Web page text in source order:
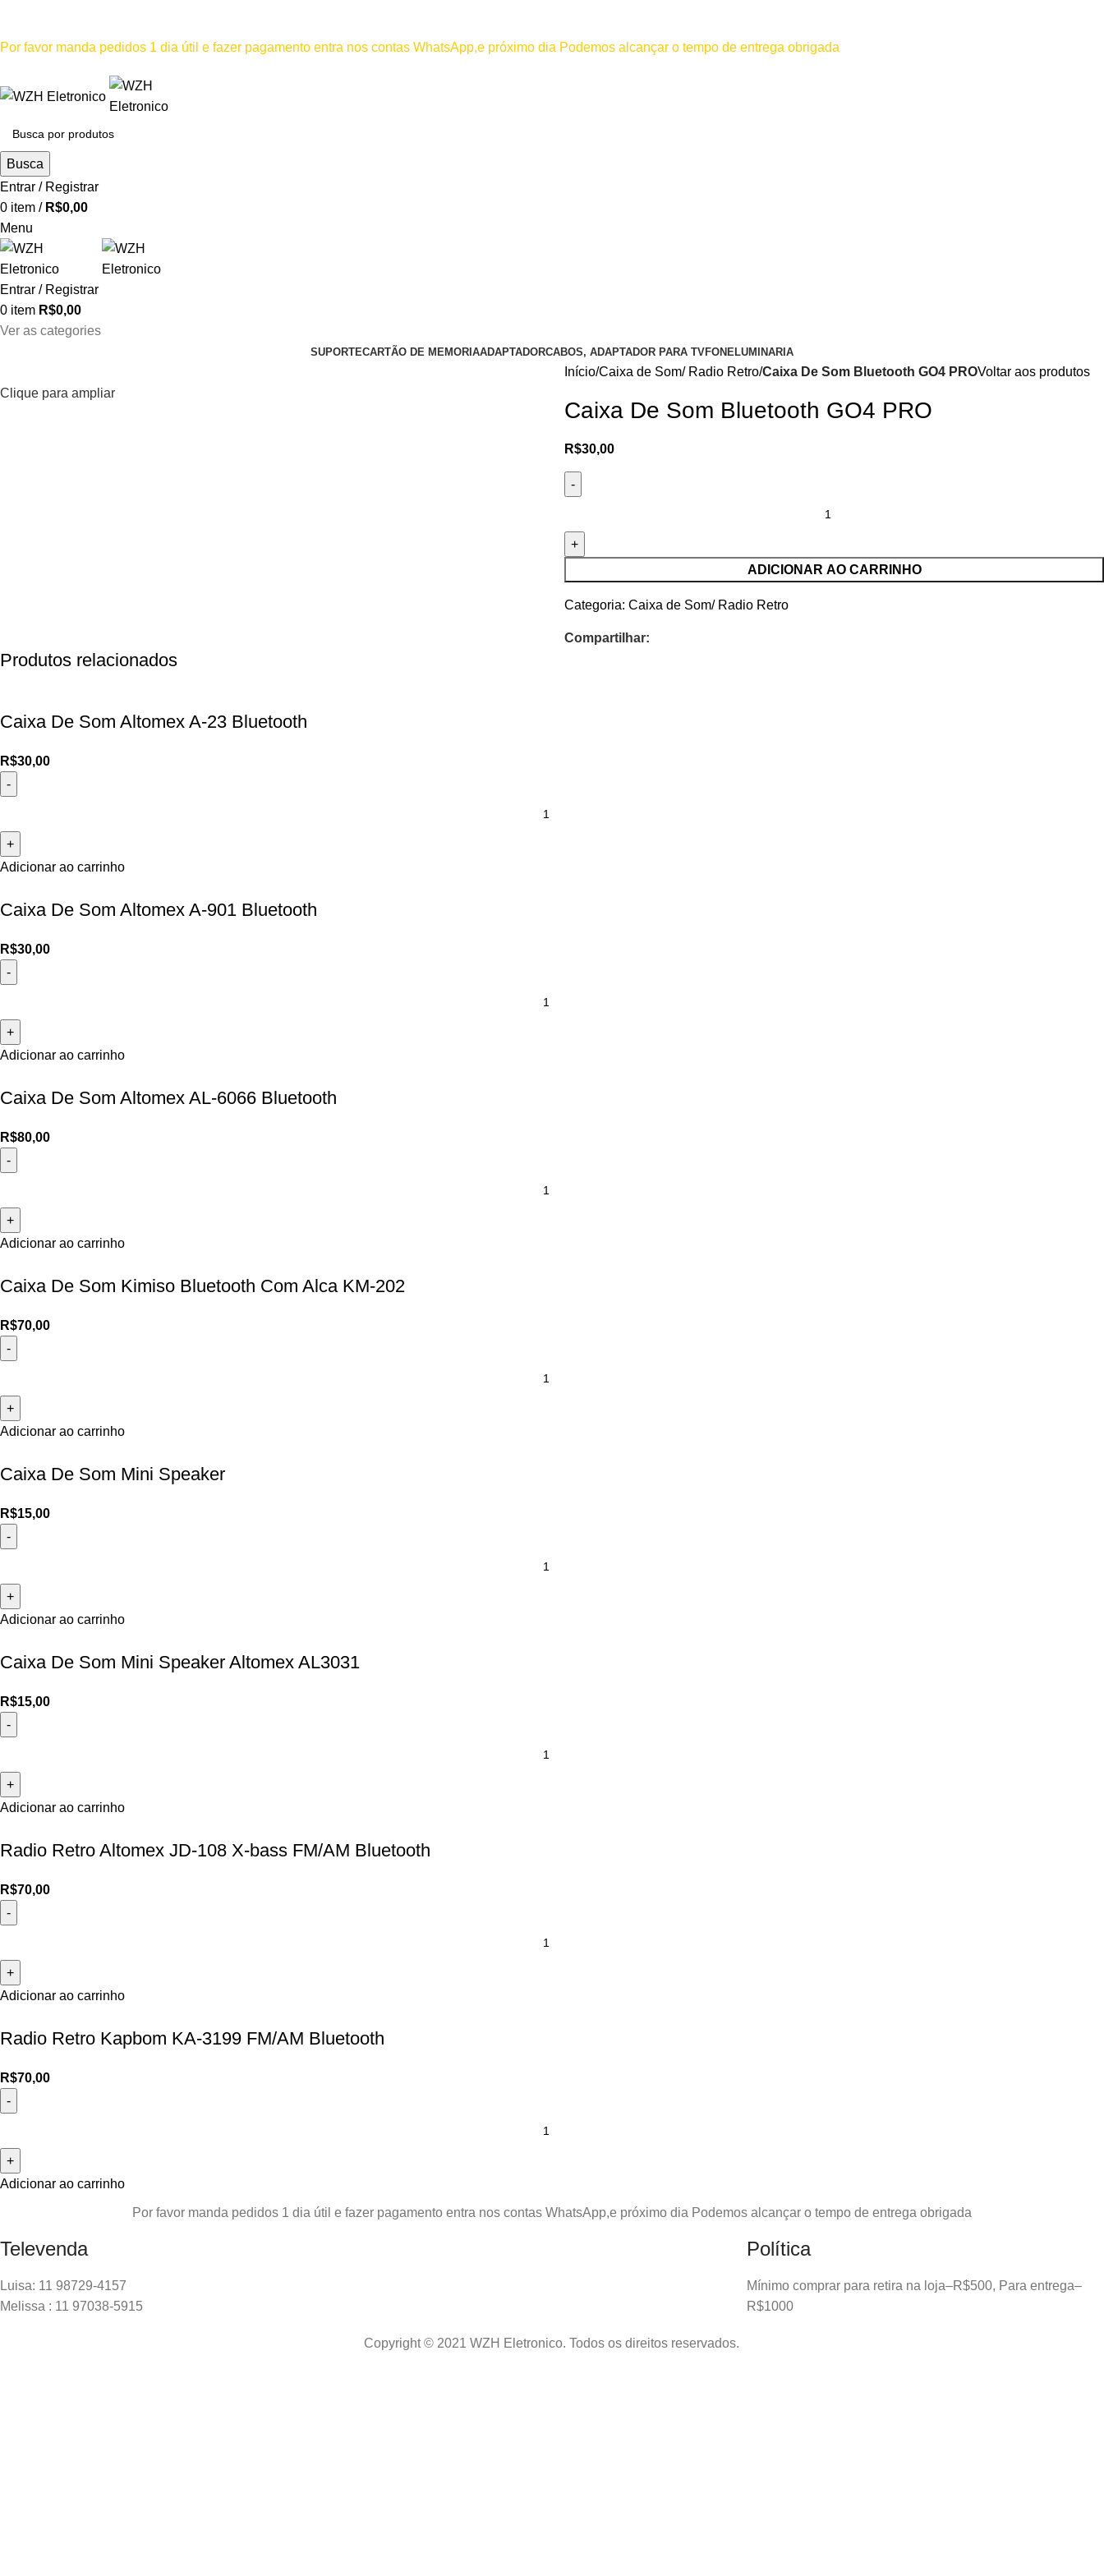
Por favor manda pedidos 1 dia útil e fazer pagamento entra nos contas WhatsApp,e próximo dia Podemos alcançar o tempo de entrega obrigada
Busca
Entrar / Registrar
0 item / R$0,00
Menu
Entrar / Registrar
0 item R$0,00
Ver as categories
SUPORTECARTÃO DE MEMORIAADAPTADORCABOS, ADAPTADOR PARA TVFONELUMINARIA
Clique para ampliar
Início Caixa de Som/ Radio Retro Caixa De Som Bluetooth GO4 PROVoltar aos produtos
Caixa De Som Bluetooth GO4 PRO
R$30,00
ADICIONAR AO CARRINHO
Categoria: Caixa de Som/ Radio Retro
Compartilhar:
Produtos relacionados
Caixa De Som Altomex A-23 Bluetooth
R$30,00
Adicionar ao carrinho
Caixa De Som Altomex A-901 Bluetooth
R$30,00
Adicionar ao carrinho
Caixa De Som Altomex AL-6066 Bluetooth
R$80,00
Adicionar ao carrinho
Caixa De Som Kimiso Bluetooth Com Alca KM-202
R$70,00
Adicionar ao carrinho
Caixa De Som Mini Speaker
R$15,00
Adicionar ao carrinho
Caixa De Som Mini Speaker Altomex AL3031
R$15,00
Adicionar ao carrinho
Radio Retro Altomex JD-108 X-bass FM/AM Bluetooth
R$70,00
Adicionar ao carrinho
Radio Retro Kapbom KA-3199 FM/AM Bluetooth
R$70,00
Adicionar ao carrinho
Por favor manda pedidos 1 dia útil e fazer pagamento entra nos contas WhatsApp,e próximo dia Podemos alcançar o tempo de entrega obrigada
Televenda
Luisa: 11 98729-4157
Melissa : 11 97038-5915
Política
Mínimo comprar para retira na loja–R$500, Para entrega–
R$1000
Copyright © 2021 WZH Eletronico. Todos os direitos reservados.